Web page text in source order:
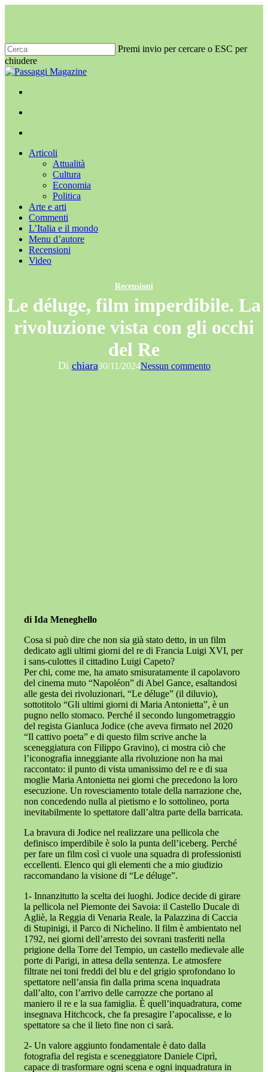
principale
Premi invio per cercare o ESC per
chiudere
Chiudi
Menu
cerca
Menu
Articoli
Attualità
Cultura
Economia
Politica
Arte e arti
Commenti
L’Italia e il mondo
Menu d’autore
Recensioni
Video
Recensioni
Le déluge, film imperdibile. La
rivoluzione vista con gli occhi
del Re
Di chiara30/11/2024Nessun commento
di Ida Meneghello
Cosa si può dire che non sia già stato detto, in un film
dedicato agli ultimi giorni del re di Francia Luigi XVI, per
i sans-culottes il cittadino Luigi Capeto?
Per chi, come me, ha amato smisuratamente il capolavoro
del cinema muto “Napoléon” di Abel Gance, esaltandosi
alle gesta dei rivoluzionari, “Le déluge” (il diluvio),
sottotitolo “Gli ultimi giorni di Maria Antonietta”, è un
pugno nello stomaco. Perché il secondo lungometraggio
del regista Gianluca Jodice (che aveva firmato nel 2020
“Il cattivo poeta” e di questo film scrive anche la
sceneggiatura con Filippo Gravino), ci mostra ciò che
l’iconografia inneggiante alla rivoluzione non ha mai
raccontato: il punto di vista umanissimo del re e di sua
moglie Maria Antonietta nei giorni che precedono la loro
esecuzione. Un rovesciamento totale della narrazione che,
non concedendo nulla al pietismo e lo sottolineo, porta
inevitabilmente lo spettatore dall’altra parte della barricata.
La bravura di Jodice nel realizzare una pellicola che
definisco imperdibile è solo la punta dell’iceberg. Perché
per fare un film così ci vuole una squadra di professionisti
eccellenti. Elenco qui gli elementi che a mio giudizio
raccomandano la visione di “Le déluge”.
1- Innanzitutto la scelta dei luoghi. Jodice decide di girare
la pellicola nel Piemonte dei Savoia: il Castello Ducale di
Agliè, la Reggia di Venaria Reale, la Palazzina di Caccia
di Stupinigi, il Parco di Nichelino. ll film è ambientato nel
1792, nei giorni dell’arresto dei sovrani trasferiti nella
prigione della Torre del Tempio, un castello medievale alle
porte di Parigi, in attesa della sentenza. Le atmosfere
filtrate nei toni freddi del blu e del grigio sprofondano lo
spettatore nell’ansia fin dalla prima scena inquadrata
dall’alto, con l’arrivo delle carrozze che portano al
maniero il re e la sua famiglia. È quell’inquadratura, come
insegnava Hitchcock, che fa presagire l’apocalisse, e lo
spettatore sa che il lieto fine non ci sarà.
2- Un valore aggiunto fondamentale è dato dalla
fotografia del regista e sceneggiatore Daniele Ciprì,
capace di trasformare ogni scena e ogni inquadratura in